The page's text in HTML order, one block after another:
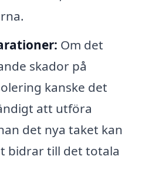
Om det
skador på
kanske det
att utföra
det nya taket kan
bidrar till det totala